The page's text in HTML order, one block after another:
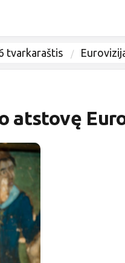
tvarkaraštis
atstovę